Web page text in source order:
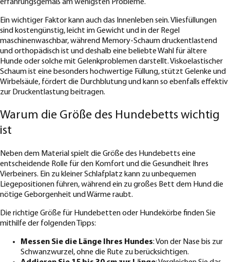
erfahrungsgemäß am wenigsten Probleme.
Ein wichtiger Faktor kann auch das Innenleben sein. Vliesfüllungen
sind kostengünstig, leicht im Gewicht und in der Regel
maschinenwaschbar, während Memory-Schaum druckentlastend
und orthopädisch ist und deshalb eine beliebte Wahl für ältere
Hunde oder solche mit Gelenkproblemen darstellt. Viskoelastischer
Schaum ist eine besonders hochwertige Füllung, stützt Gelenke und
Wirbelsäule, fördert die Durchblutung und kann so ebenfalls effektiv
zur Druckentlastung beitragen.
Warum die Größe des Hundebetts wichtig
ist
Neben dem Material spielt die Größe des Hundebetts eine
entscheidende Rolle für den Komfort und die Gesundheit Ihres
Vierbeiners. Ein zu kleiner Schlafplatz kann zu unbequemen
Liegepositionen führen, während ein zu großes Bett dem Hund die
nötige Geborgenheit und Wärme raubt.
Die richtige Größe für Hundebetten oder Hundekörbe finden Sie
mithilfe der folgenden Tipps:
Messen Sie die Länge Ihres Hundes: Von der Nase bis zur
Schwanzwurzel, ohne die Rute zu berücksichtigen.